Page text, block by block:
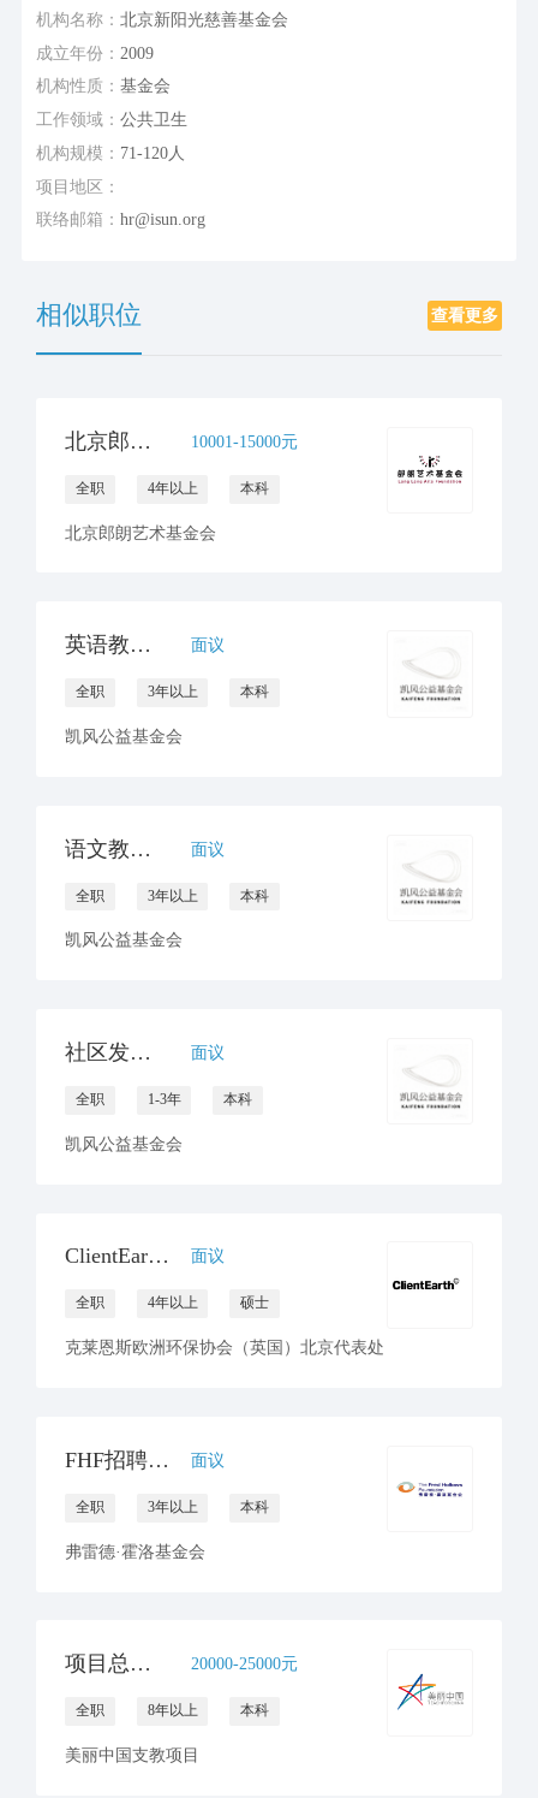
机构名称： 北京新阳光慈善基金会
成立年份： 2009
机构性质： 基金会
工作领域： 公共卫生
机构规模： 71-120人
项目地区：
联络邮箱： hr@isun.org
相似职位 查看更多
北京郎朗艺术基金会项目经理 10001-15000元
全职 4年以上 本科
北京郎朗艺术基金会
英语教研员招聘 面议
全职 3年以上 本科
凯风公益基金会
语文教研员招聘 面议
全职 3年以上 本科
凯风公益基金会
社区发展项目官员 面议
全职 1-3年 本科
凯风公益基金会
ClientEarth招聘环境与气候律师一名 面议
全职 4年以上 硕士
克莱恩斯欧洲环保协会（英国）北京代表处
FHF招聘项目协调员（坐标北京or昆明） 面议
全职 3年以上 本科
弗雷德·霍洛基金会
项目总监(昆明/南宁） 20000-25000元
全职 8年以上 本科
美丽中国支教项目